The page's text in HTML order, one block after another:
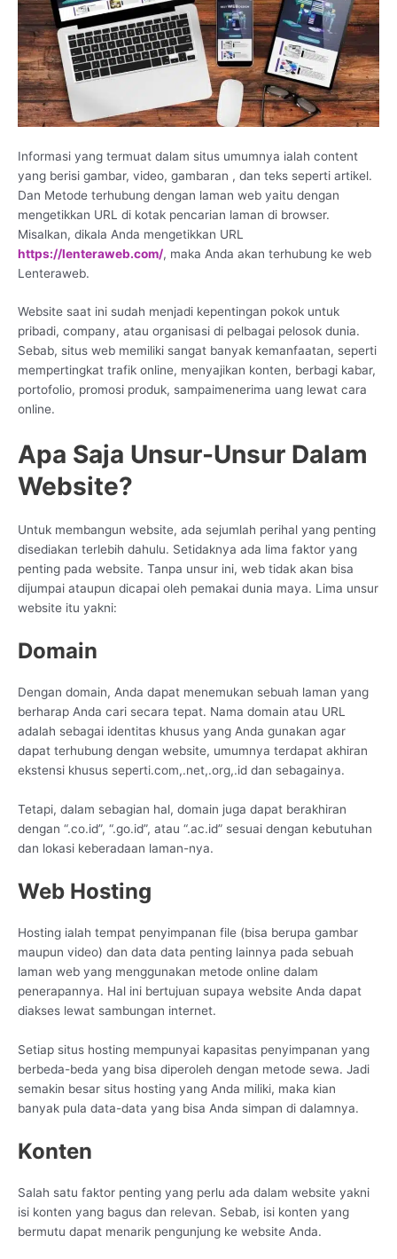
Informasi yang termuat dalam situs umumnya ialah content
yang berisi gambar, video, gambaran , dan teks seperti artikel.
Dan Metode terhubung dengan laman web yaitu dengan
mengetikkan URL di kotak pencarian laman di browser.
Misalkan, dikala Anda mengetikkan URL
https://lenteraweb.com/, maka Anda akan terhubung ke web
Lenteraweb.
Website saat ini sudah menjadi kepentingan pokok untuk
pribadi, company, atau organisasi di pelbagai pelosok dunia.
Sebab, situs web memiliki sangat banyak kemanfaatan, seperti
mempertingkat trafik online, menyajikan konten, berbagi kabar,
portofolio, promosi produk, sampaimenerima uang lewat cara
online.
Apa Saja Unsur-Unsur Dalam
Website?
Untuk membangun website, ada sejumlah perihal yang penting
disediakan terlebih dahulu. Setidaknya ada lima faktor yang
penting pada website. Tanpa unsur ini, web tidak akan bisa
dijumpai ataupun dicapai oleh pemakai dunia maya. Lima unsur
website itu yakni:
Domain
Dengan domain, Anda dapat menemukan sebuah laman yang
berharap Anda cari secara tepat. Nama domain atau URL
adalah sebagai identitas khusus yang Anda gunakan agar
dapat terhubung dengan website, umumnya terdapat akhiran
ekstensi khusus seperti.com,.net,.org,.id dan sebagainya.
Tetapi, dalam sebagian hal, domain juga dapat berakhiran
dengan “.co.id”, “.go.id”, atau “.ac.id” sesuai dengan kebutuhan
dan lokasi keberadaan laman-nya.
Web Hosting
Hosting ialah tempat penyimpanan file (bisa berupa gambar
maupun video) dan data data penting lainnya pada sebuah
laman web yang menggunakan metode online dalam
penerapannya. Hal ini bertujuan supaya website Anda dapat
diakses lewat sambungan internet.
Setiap situs hosting mempunyai kapasitas penyimpanan yang
berbeda-beda yang bisa diperoleh dengan metode sewa. Jadi
semakin besar situs hosting yang Anda miliki, maka kian
banyak pula data-data yang bisa Anda simpan di dalamnya.
Konten
Salah satu faktor penting yang perlu ada dalam website yakni
isi konten yang bagus dan relevan. Sebab, isi konten yang
bermutu dapat menarik pengunjung ke website Anda.